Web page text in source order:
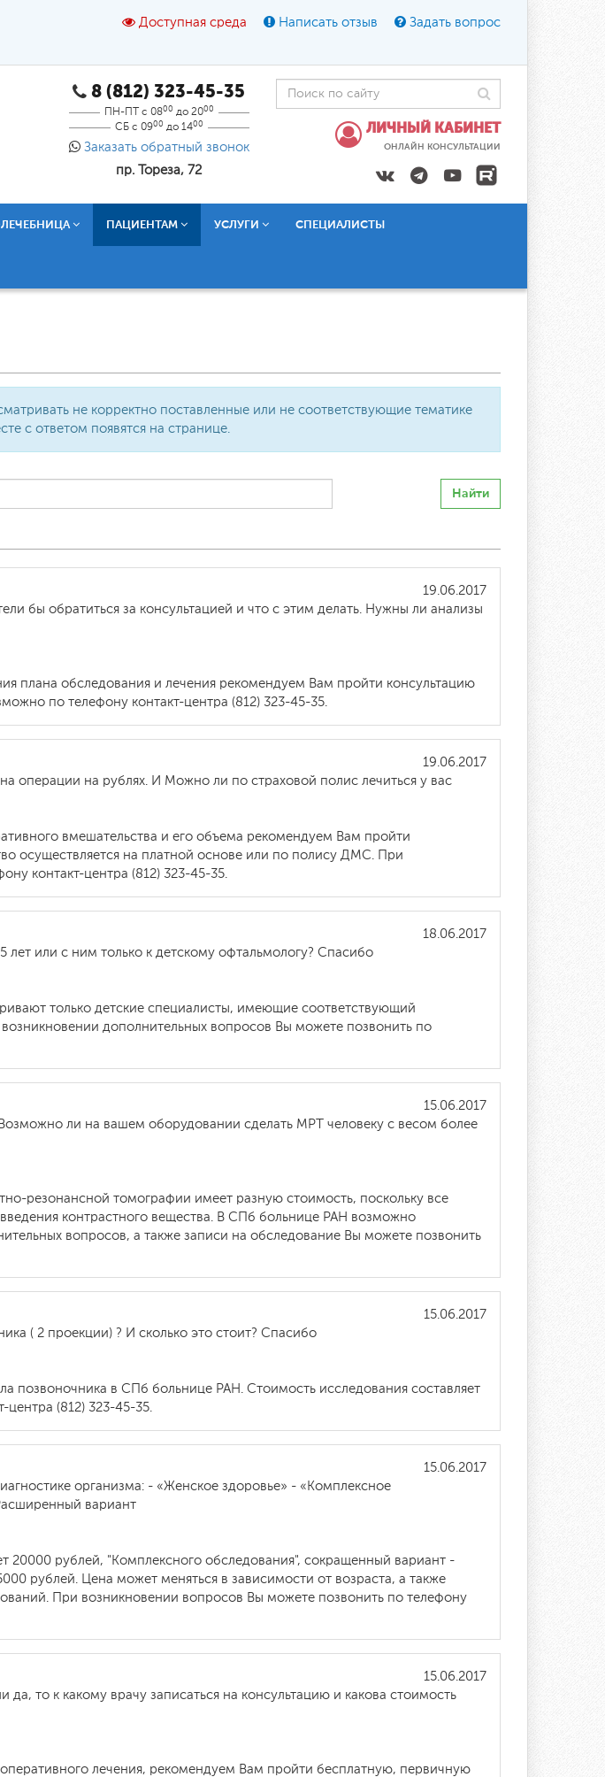
Доступная среда Написать отзыв Задать вопрос
Брайль Звук
8 (812) 323-45-35
ПН-ПТ с 0800 до 2000
СБ с 0900 до 1400
Заказать обратный звонок
пр. Тореза, 72
ЛИЧНЫЙ КАБИНЕТ
ОНЛАЙН КОНСУЛЬТАЦИИ
ПАЦИЕНТАМ УСЛУГИ СПЕЦИАЛИСТЫ
не корректно поставленные или не соответствующие тематике
с ответом появятся на странице.
Найти
19.06.2017
бы обратиться за консультацией и что с этим делать. Нужны ли анализы
плана обследования и лечения рекомендуем Вам пройти консультацию
по телефону контакт-центра (812) 323-45-35.
19.06.2017
операции на рублях. И Можно ли по страховой полис лечиться у вас
вмешательства и его объема рекомендуем Вам пройти
осуществляется на платной основе или по полису ДМС. При
контакт-центра (812) 323-45-35.
18.06.2017
или с ним только к детскому офтальмологу? Спасибо
только детские специалисты, имеющие соответствующий
дополнительных вопросов Вы можете позвонить по
15.06.2017
ли на вашем оборудовании сделать МРТ человеку с весом более
резонансной томографии имеет разную стоимость, поскольку все
контрастного вещества. В СПб больнице РАН возможно
вопросов, а также записи на обследование Вы можете позвонить
15.06.2017
( 2 проекции) ? И сколько это стоит? Спасибо
позвоночника в СПб больнице РАН. Стоимость исследования составляет
центра (812) 323-45-35.
15.06.2017
организма: - «Женское здоровье» - «Комплексное
вариант
20000 рублей, "Комплексного обследования", сокращенный вариант -
рублей. Цена может меняться в зависимости от возраста, а также
При возникновении вопросов Вы можете позвонить по телефону
15.06.2017
то к какому врачу записаться на консультацию и какова стоимость
лечения, рекомендуем Вам пройти бесплатную, первичную